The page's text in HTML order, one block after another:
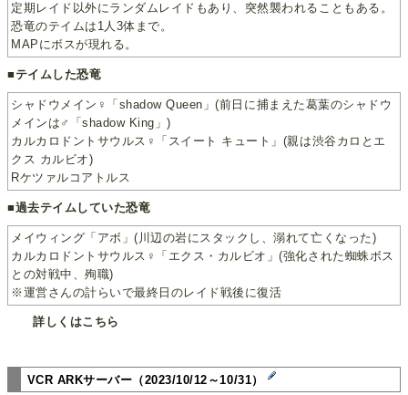
定期レイド以外にランダムレイドもあり、突然襲われることもある。
恐竜のテイムは1人3体まで。
MAPにボスが現れる。
■テイムした恐竜
シャドウメイン♀「shadow Queen」(前日に捕まえた葛葉のシャドウ
メインは♂「shadow King」)
カルカロドントサウルス♀「スイート キュート」(親は渋谷カロとエ
クス カルビオ)
Rケツァルコアトルス
■過去テイムしていた恐竜
メイウィング「アボ」(川辺の岩にスタックし、溺れて亡くなった)
カルカロドントサウルス♀「エクス・カルビオ」(強化された蜘蛛ボス
との対戦中、殉職)
※運営さんの計らいで最終日のレイド戦後に復活
詳しくはこちら
VCR ARKサーバー（2023/10/12～10/31）